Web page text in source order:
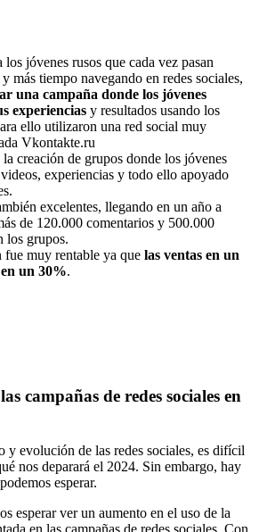
jóvenes rusos que cada vez pasan
más tiempo navegando en redes sociales,
una campaña donde los jóvenes
experiencias y resultados usando los
ello utilizaron una red social muy
Vkontakte.ru
la creación de grupos donde los jóvenes
experiencias y todo ello apoyado
excelentes, llegando en un año a
de 120.000 comentarios y 500.000
los grupos.
muy rentable ya que las ventas en un
un 30%.
campañas de redes sociales en
y evolución de las redes sociales, es difícil
nos deparará el 2024. Sin embargo, hay
esperar.
esperar ver un aumento en el uso de la
en las campañas de redes sociales. Con